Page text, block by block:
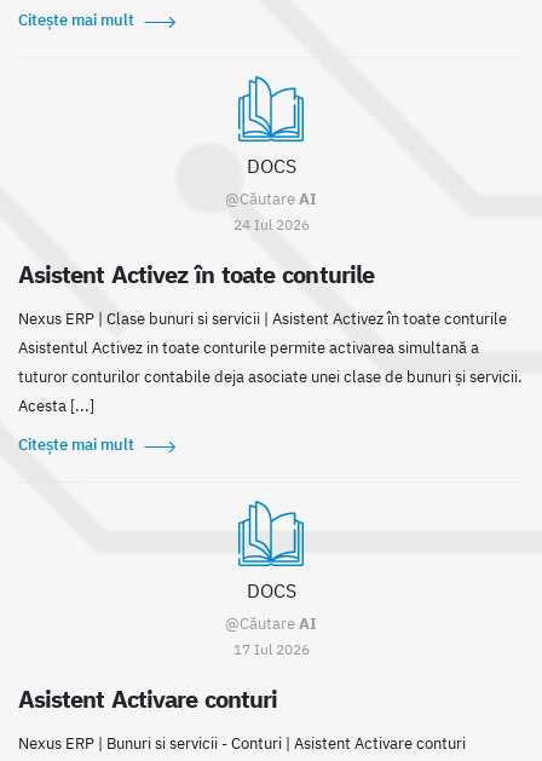
Citește mai mult
DOCS
@CăutareAI
24 Iul 2026
Asistent Activez în toate conturile
Nexus ERP | Clase bunuri si servicii | Asistent Activez în toate conturile
Asistentul Activez in toate conturile permite activarea simultană a
tuturor conturilor contabile deja asociate unei clase de bunuri și servicii.
Acesta [...]
Citește mai mult
DOCS
@CăutareAI
17 Iul 2026
Asistent Activare conturi
Nexus ERP | Bunuri si servicii - Conturi | Asistent Activare conturi